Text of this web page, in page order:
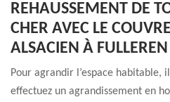
REHAUSSEMENT DE
CHER AVEC LE
ALSACIEN À FULLEREN
Pour agrandir l’espace habitable,
effectuez un agrandissement en